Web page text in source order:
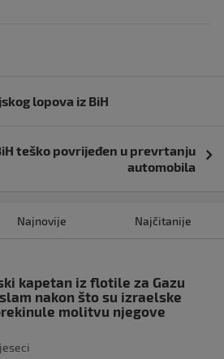
lopova iz BiH
teško povrijeđen u prevrtanju
automobila
Najnovije Najčitanije
kapetan iz flotile za Gazu
nakon što su izraelske
molitvu njegove